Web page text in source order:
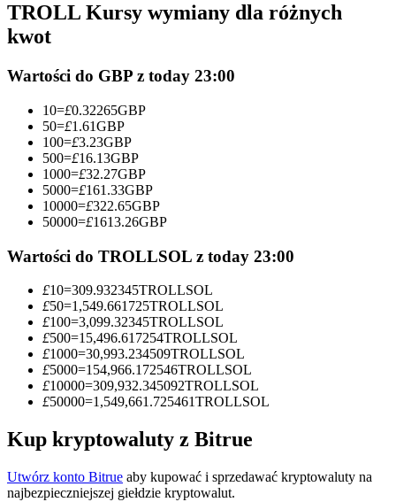
Dołącz do najlepszych traderów
Zostań traderem kopiującym
Ciesz się podziałem zysków i prowizjami z kopiowania
Analiza Big Data, w tym informacje handlowe itp.
TROLL Kursy wymiany dla różnych
kwot
Wartości do GBP z today 23:00
10=£0.32265GBP
50=£1.61GBP
100=£3.23GBP
500=£16.13GBP
1000=£32.27GBP
5000=£161.33GBP
10000=£322.65GBP
50000=£1613.26GBP
Wartości do TROLLSOL z today 23:00
£10=309.932345TROLLSOL
£50=1,549.661725TROLLSOL
£100=3,099.32345TROLLSOL
£500=15,496.617254TROLLSOL
£1000=30,993.234509TROLLSOL
£5000=154,966.172546TROLLSOL
£10000=309,932.345092TROLLSOL
£50000=1,549,661.725461TROLLSOL
Kup kryptowaluty z Bitrue
Utwórz konto Bitrue aby kupować i sprzedawać kryptowaluty na
najbezpieczniejszej giełdzie kryptowalut.